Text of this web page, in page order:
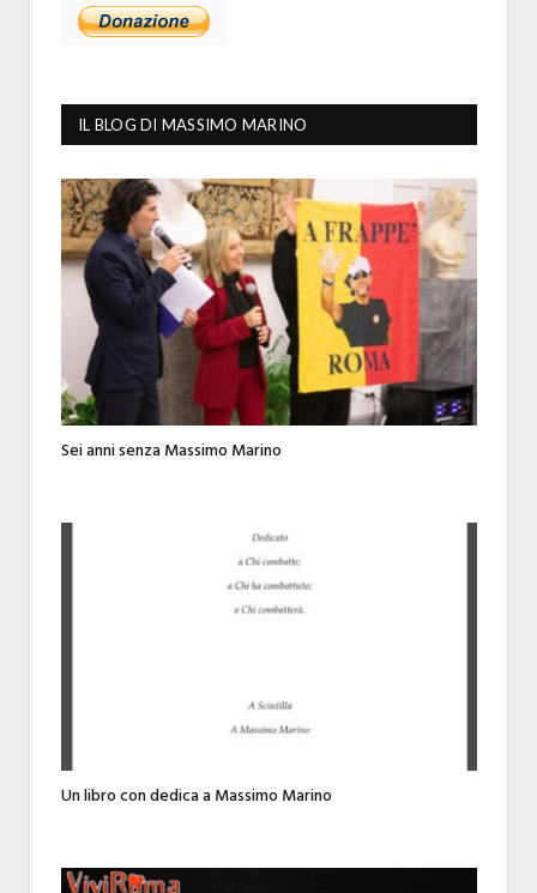
IL BLOG DI MASSIMO MARINO
Sei anni senza Massimo Marino
Un libro con dedica a Massimo Marino